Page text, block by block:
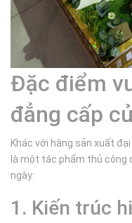
Đặc điểm
đẳng cấp
Khác với hàng sản xuất
là một tác phẩm thủ
ngày:
1. Kiến trúc